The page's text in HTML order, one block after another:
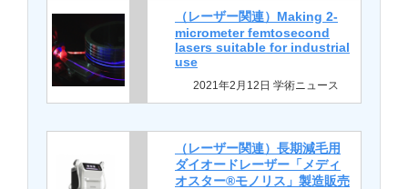
（レーザー関連）Making 2-
micrometer femtosecond
lasers suitable for industrial
use
2021年2月12日 学術ニュース
（レーザー関連）長期減毛用
ダイオードレーザー「メディ
オスター®モノリス」製造販売